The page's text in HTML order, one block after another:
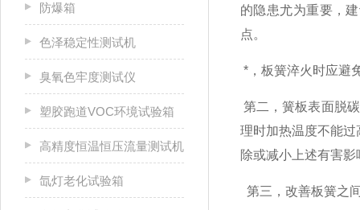
防爆箱
色泽稳定性测试机
臭氧色牢度测试仪
塑胶跑道VOC环境试验箱
高精度恒温恒压流量测试机
氙灯老化试验箱
的隐患尤为重要，
点。
*，板簧淬火时应避
第二，簧板表面脱
理时加热温度不能
除或减小上述有害影
第三，改善板簧之